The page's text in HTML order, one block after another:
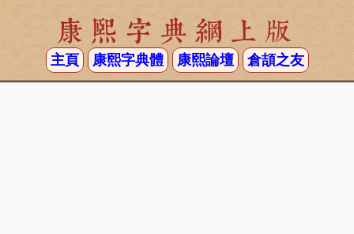
康熙字典網上版
主頁 康熙字典體 康熙論壇 倉頡之友